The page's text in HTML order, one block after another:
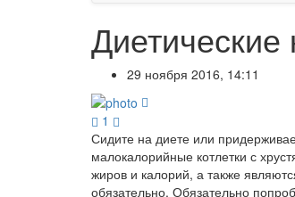
29 ноября 2016, 14:11
1
Сидите на диете или
малокалорийные котлетки с
жиров и калорий, а также
обязательно. Обязательно